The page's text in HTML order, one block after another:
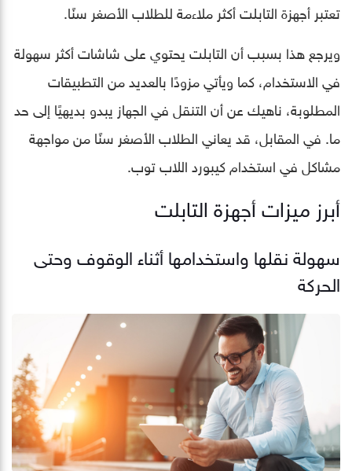
تعتبر أجهزة التابلت أكثر ملاءمة للطلاب الأصغر سنًا.
ويرجع هذا بسبب أن التابلت يحتوي على شاشات أكثر سهولة
في الاستخدام، كما ويأتي مزودًا بالعديد من التطبيقات
المطلوبة، ناهيك عن أن التنقل في الجهاز يبدو بديهيًا إلى حد
ما. في المقابل، قد يعاني الطلاب الأصغر سنًا من مواجهة
مشاكل في استخدام كيبورد اللاب توب.
أبرز ميزات أجهزة التابلت
سهولة نقلها واستخدامها أثناء الوقوف وحتى
الحركة